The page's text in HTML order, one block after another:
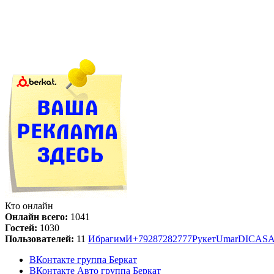
Кто онлайн
Онлайн всего: 1041
Гостей: 1030
Пользователей: 11 ИбрагимИ+79287282777РукетUmar
ВКонтакте группа Беркат
ВКонтакте Авто группа Беркат